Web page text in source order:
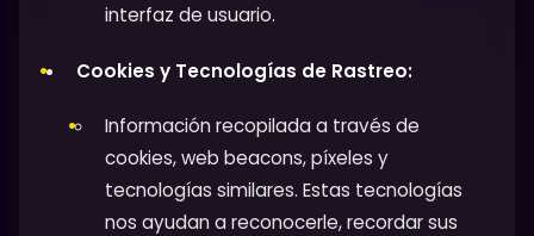
interfaz de usuario.
Cookies y Tecnologías de Rastreo:
Información recopilada a través de
cookies, web beacons, píxeles y
tecnologías similares. Estas tecnologías
nos ayudan a reconocerle, recordar sus